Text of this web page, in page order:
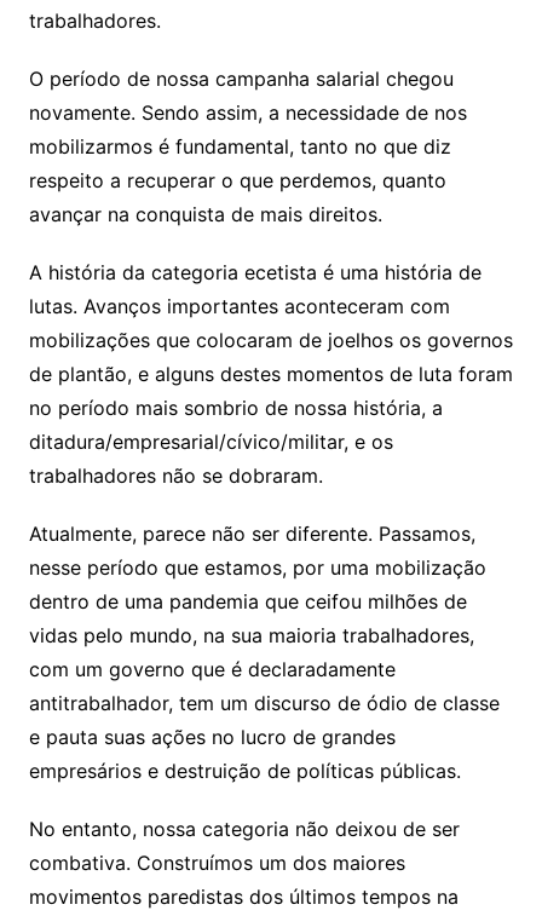
trabalhadores.
O período de nossa campanha salarial chegou
novamente. Sendo assim, a necessidade de nos
mobilizarmos é fundamental, tanto no que diz
respeito a recuperar o que perdemos, quanto
avançar na conquista de mais direitos.
A história da categoria ecetista é uma história de
lutas. Avanços importantes aconteceram com
mobilizações que colocaram de joelhos os governos
de plantão, e alguns destes momentos de luta foram
no período mais sombrio de nossa história, a
ditadura/empresarial/cívico/militar, e os
trabalhadores não se dobraram.
Atualmente, parece não ser diferente. Passamos,
nesse período que estamos, por uma mobilização
dentro de uma pandemia que ceifou milhões de
vidas pelo mundo, na sua maioria trabalhadores,
com um governo que é declaradamente
antitrabalhador, tem um discurso de ódio de classe
e pauta suas ações no lucro de grandes
empresários e destruição de políticas públicas.
No entanto, nossa categoria não deixou de ser
combativa. Construímos um dos maiores
movimentos paredistas dos últimos tempos na